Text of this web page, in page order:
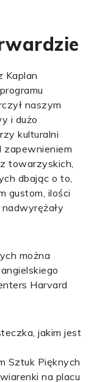
Kaplan
naszym
i dużo
kulturalni
zapewnieniem
towarzyskich,
dbając o to,
gustom, ilości
można
Harvard
jakim jest
Sztuk Pięknych
na placu